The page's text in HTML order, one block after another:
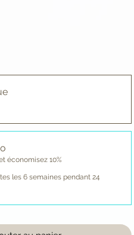
économisez 10%
les 6 semaines pendant 24